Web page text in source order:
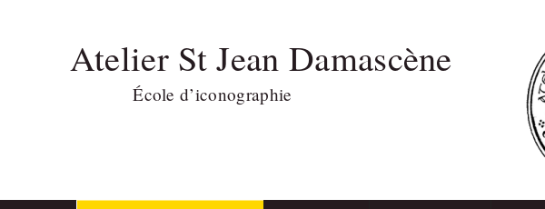
Atelier St Jean Damascène
École d’iconographie